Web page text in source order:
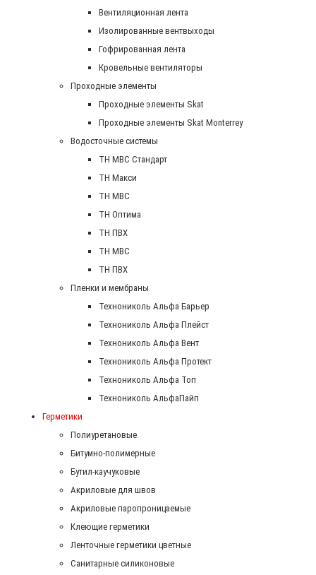
Вентиляционная лента
Изолированные вентвыходы
Гофрированная лента
Кровельные вентиляторы
Проходные элементы
Проходные элементы Skat
Проходные элементы Skat Monterrey
Водосточные системы
TH MBC Стандарт
TH Макси
TH МВС
TH Оптима
TH ПВХ
ТН МВС
ТН ПВХ
Пленки и мембраны
Технониколь Альфа Барьер
Технониколь Альфа Плейст
Технониколь Альфа Вент
Технониколь Альфа Протект
Технониколь Альфа Топ
Технониколь АльфаПайп
Герметики
Полиуретановые
Битумно-полимерные
Бутил-каучуковые
Акриловые для швов
Акриловые паропроницаемые
Клеющие герметики
Ленточные герметики цветные
Санитарные силиконовые